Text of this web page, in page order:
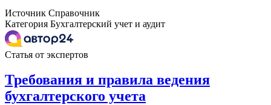
Источник Справочник
Категория Бухгалтерский учет и аудит
Статья от экспертов
Требования и правила ведения
бухгалтерского учета